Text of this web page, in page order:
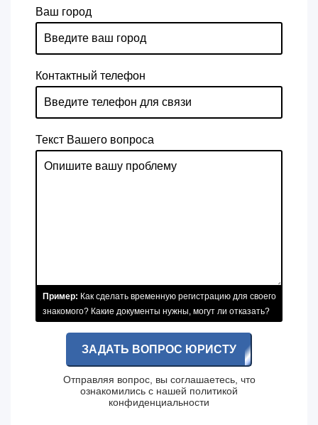
Ваш город
Контактный телефон
Текст Вашего вопроса
Пример: Как сделать временную регистрацию для своего
знакомого? Какие документы нужны, могут ли отказать?
ЗАДАТЬ ВОПРОС ЮРИСТУ
Отправляя вопрос, вы соглашаетесь, что
ознакомились с нашей политикой
конфиденциальности